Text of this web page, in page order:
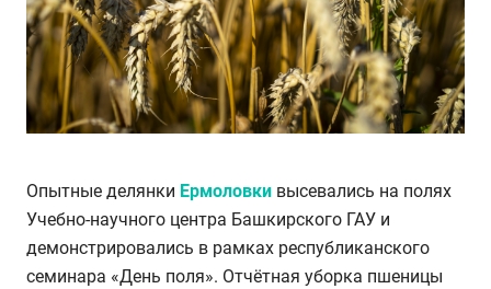
Опытные делянки Ермоловки высевались на полях
Учебно-научного центра Башкирского ГАУ и
демонстрировались в рамках республиканского
семинара «День поля». Отчётная уборка пшеницы